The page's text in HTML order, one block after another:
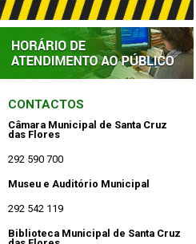
CONTACTOS
Câmara Municipal de Santa Cruz
das Flores
292 590 700
Museu e Auditório Municipal
292 542 119
Biblioteca Municipal de Santa Cruz